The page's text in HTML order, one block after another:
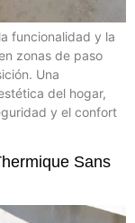
funcionalidad y la
zonas de paso
Una
del hogar,
y el confort
Sans